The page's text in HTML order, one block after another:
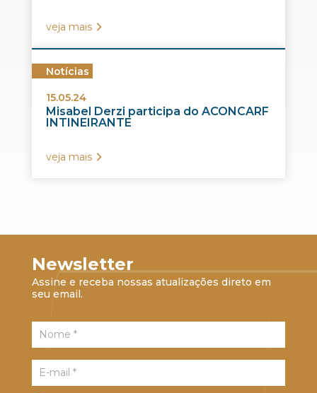
veja mais
Notícias
15.05.24
Misabel Derzi participa do ACONCARF
INTINEIRANTE
veja mais
Newsletter
Assine e receba nossas atualizações direto em
seu email.